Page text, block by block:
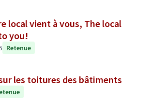
local vient à vous, The local
you!
Retenue
les toitures des bâtiments